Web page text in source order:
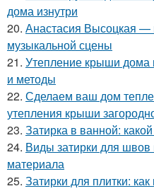
дома изнутри
20. Анастасия Высоцкая —
музыкальной сцены
21. Утепление крыши дома
и методы
22. Сделаем ваш дом
утепления крыши
23. Затирка в ванной:
24. Виды затирки для швов
материала
25. Затирки для плитки: